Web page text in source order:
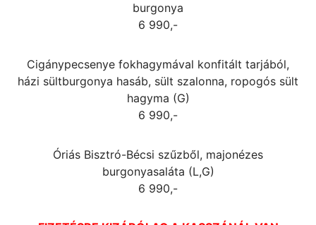
burgonya
6 990,-
Cigánypecsenye fokhagymával konfitált tarjából,
házi sültburgonya hasáb, sült szalonna, ropogós sült
hagyma (G)
6 990,-
Óriás Bisztró-Bécsi szűzből, majonézes
burgonyasaláta (L,G)
6 990,-